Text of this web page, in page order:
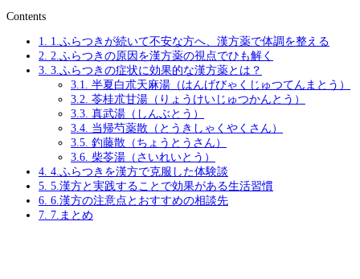
Contents
1. 1.ふらつきが続いて不安な方へ、漢方薬で体調を整える
2. 2.ふらつきの原因を漢方薬の視点でひも解く
3. 3.ふらつきの症状に効果的な漢方薬とは？
3.1. 半夏白朮天麻湯（はんげびゃくじゅつてんまとう）
3.2. 苓桂朮甘湯（りょうけいじゅつかんとう）
3.3. 真武湯（しんぶとう）
3.4. 当帰芍薬散（とうきしゃくやくさん）
3.5. 釣藤散（ちょうとうさん）
3.6. 柴苓湯（さいれいとう）
4. 4.ふらつきを漢方で克服した体験談
5. 5.漢方と実践することで効果がある生活習慣
6. 6.漢方の注意点とおすすめの相談先
7. 7.まとめ